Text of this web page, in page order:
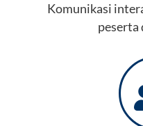
Komunikasi
peserta